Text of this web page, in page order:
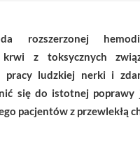
rozszerzonej
krwi z toksycznych
pracy ludzkiej nerki i
się do istotnej poprawy
pacjentów z przewlekłą